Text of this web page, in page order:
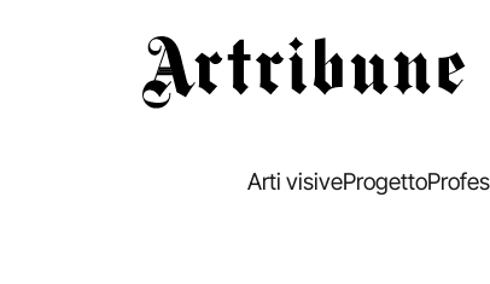
Arti visiveProgetto